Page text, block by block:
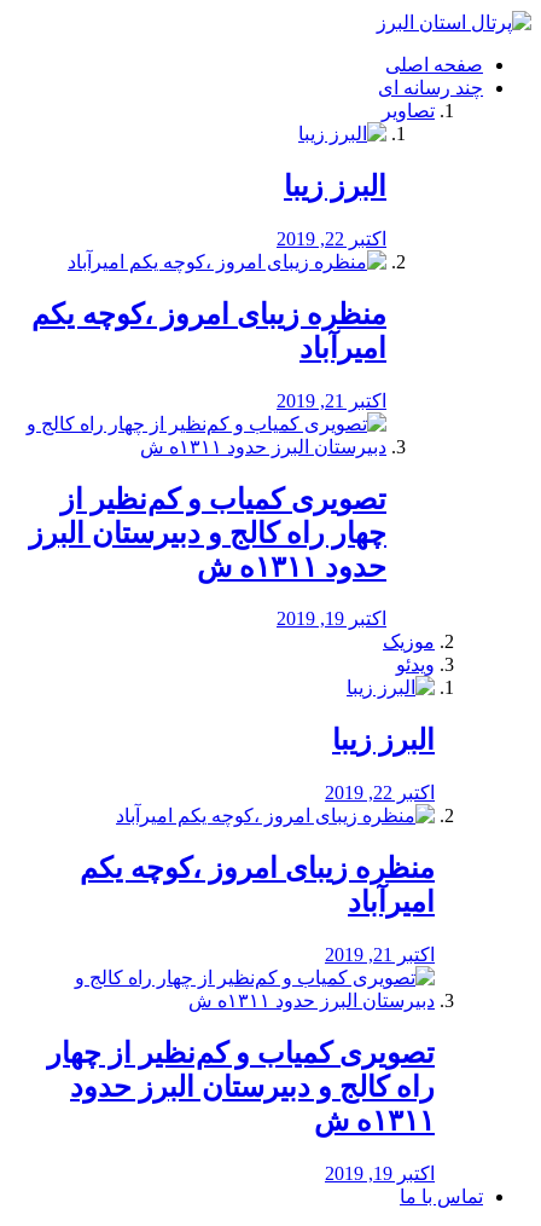
فصد
شرق
تهران
خشکشویی
صفحه اصلی
چند رسانه ای
تصاویر
البرز زیبا
اکتبر 22, 2019
منظره‌‌ زیبای امروز ،کوچه یکم
امیرآباد
اکتبر 21, 2019
️تصویری کمیاب و کم‌نظیر از
چهار راه كالج و دبيرستان البرز
حدود ۱۳۱۱ه ش
اکتبر 19, 2019
موزیک
ویدئو
البرز زیبا
اکتبر 22, 2019
منظره‌‌ زیبای امروز ،کوچه یکم
امیرآباد
اکتبر 21, 2019
️تصویری کمیاب و کم‌نظیر از چهار
راه كالج و دبيرستان البرز حدود
۱۳۱۱ه ش
اکتبر 19, 2019
تماس با ما